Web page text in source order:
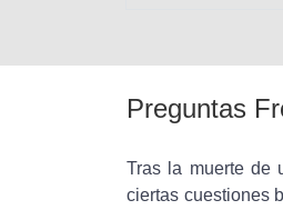
Preguntas
Tras la muerte de
ciertas cuestiones